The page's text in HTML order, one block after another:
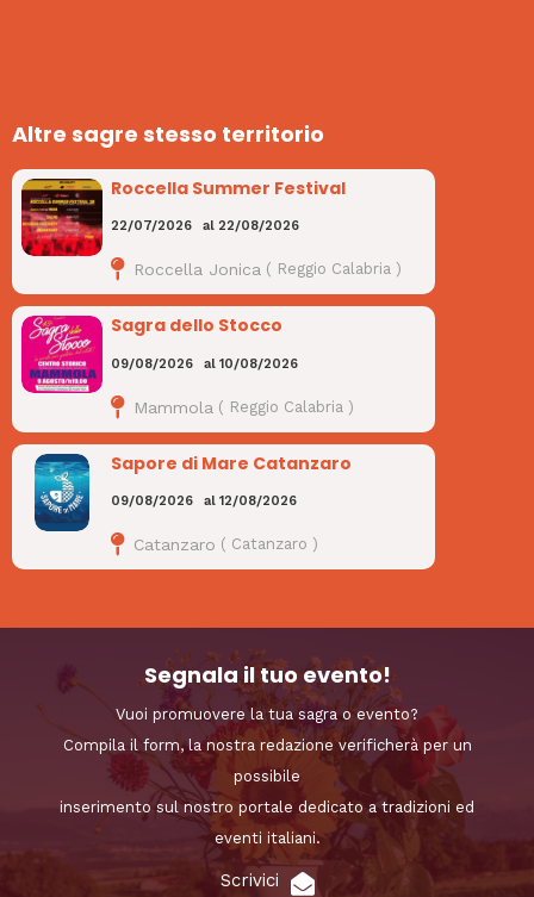
Altre sagre stesso territorio
Roccella Summer Festival
22/07/2026 al 22/08/2026
Roccella Jonica ( Reggio Calabria )
Sagra dello Stocco
09/08/2026 al10/08/2026
Mammola ( Reggio Calabria )
Sapore di Mare Catanzaro
09/08/2026 al12/08/2026
Catanzaro ( Catanzaro )
Segnala il tuo evento!
Vuoi promuovere la tua sagra o evento?
Compila il form, la nostra redazione verificherà per un
possibile
inserimento sul nostro portale dedicato a tradizioni ed
eventi italiani.
Scrivici